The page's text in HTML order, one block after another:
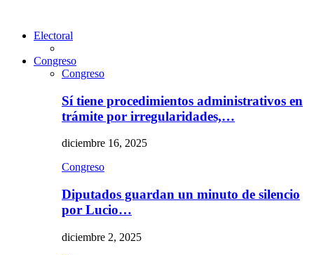
Electoral
Congreso
Congreso
Sí tiene procedimientos administrativos en
trámite por irregularidades,…
diciembre 16, 2025
Congreso
Diputados guardan un minuto de silencio
por Lucio…
diciembre 2, 2025